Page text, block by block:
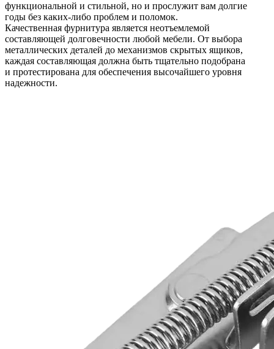
функциональной и стильной, но и прослужит вам долгие
годы без каких-либо проблем и поломок.
Качественная фурнитура является неотъемлемой
составляющей долговечности любой мебели. От выбора
металлических деталей до механизмов скрытых ящиков,
каждая составляющая должна быть тщательно подобрана
и протестирована для обеспечения высочайшего уровня
надежности.